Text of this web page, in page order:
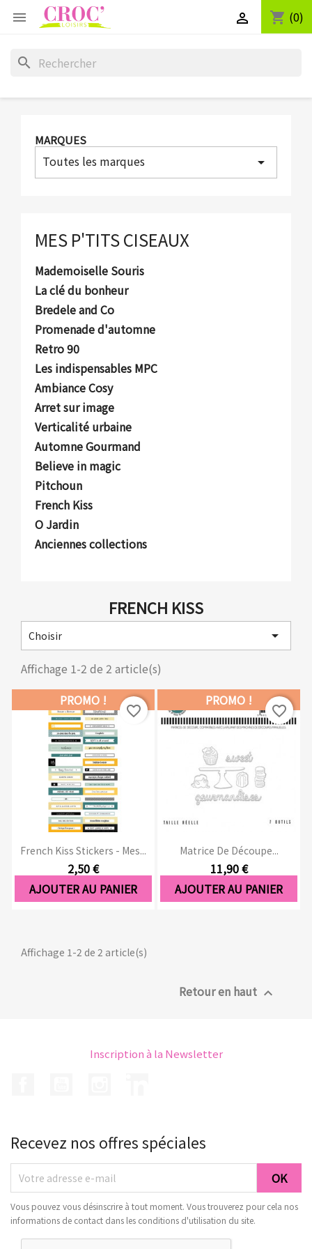
 shopping_cart (0)

search
MARQUES
Toutes les marques arrow_drop_down
MES P'TITS CISEAUX
Mademoiselle Souris
La clé du bonheur
Bredele and Co
Promenade d'automne
Retro 90
Les indispensables MPC
Ambiance Cosy
Arret sur image
Verticalité urbaine
Automne Gourmand
Believe in magic
Pitchoun
French Kiss
O Jardin
Anciennes collections
FRENCH KISS
Choisir

Affichage 1-2 de 2 article(s)
French Kiss Stickers - Mes...
2,50 €
AJOUTER AU PANIER
PROMO !
favorite_border
Matrice De Découpe...
11,90 €
AJOUTER AU PANIER
PROMO !
favorite_border
Affichage 1-2 de 2 article(s)
Retour en haut 
Inscription à la Newsletter
Recevez nos offres spéciales
Vous pouvez vous désinscrire à tout moment. Vous trouverez pour cela nos
informations de contact dans les conditions d'utilisation du site.